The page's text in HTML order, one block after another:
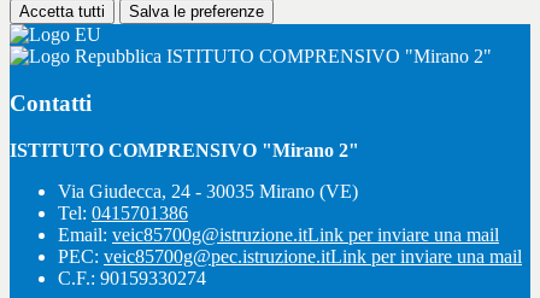
Accetta tutti Salva le preferenze
ISTITUTO COMPRENSIVO "Mirano 2"
Contatti
ISTITUTO COMPRENSIVO "Mirano 2"
Via Giudecca, 24 - 30035 Mirano (VE)
Tel: 0415701386
Email: veic85700g@istruzione.itLink per inviare una mail
PEC: veic85700g@pec.istruzione.itLink per inviare una mail
C.F.: 90159330274